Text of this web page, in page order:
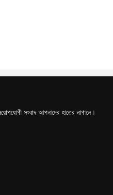
সংবাদ আপনাদের হাতের নাগালে।